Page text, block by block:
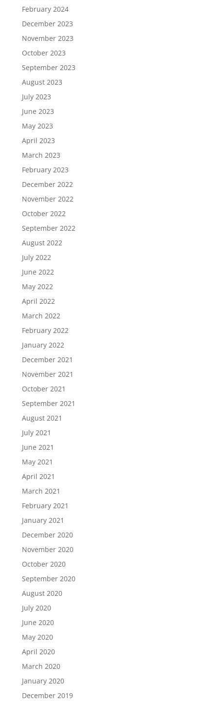
February 2024
December 2023
November 2023
October 2023
September 2023
August 2023
July 2023
June 2023
May 2023
April 2023
March 2023
February 2023
December 2022
November 2022
October 2022
September 2022
August 2022
July 2022
June 2022
May 2022
April 2022
March 2022
February 2022
January 2022
December 2021
November 2021
October 2021
September 2021
August 2021
July 2021
June 2021
May 2021
April 2021
March 2021
February 2021
January 2021
December 2020
November 2020
October 2020
September 2020
August 2020
July 2020
June 2020
May 2020
April 2020
March 2020
January 2020
December 2019